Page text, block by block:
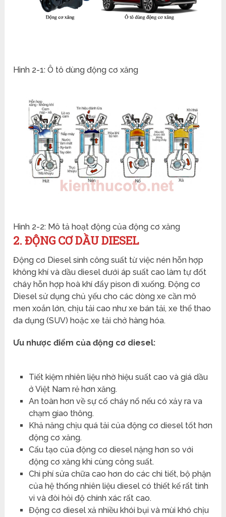
Hình 2-1: Ô tô dùng động cơ xăng
Hình 2-2: Mô tả hoạt động của động cơ xăng
2. ĐỘNG CƠ DẦU DIESEL
Động cơ Diesel sinh công suất từ việc nén hỗn hợp
không khí và dầu diesel dưới áp suất cao làm tự đốt
cháy hỗn hợp hoà khí đẩy pison đi xuống. Động cơ
Diesel sử dụng chủ yếu cho các dòng xe cần mô
men xoắn lớn, chịu tải cao như xe bán tải, xe thể thao
đa dụng (SUV) hoặc xe tải chở hàng hóa.
Ưu nhược điểm của động cơ diesel:
Tiết kiệm nhiên liệu nhờ hiệu suất cao và giá dầu
ở Việt Nam rẻ hơn xăng.
An toàn hơn về sự cố cháy nổ nếu có xảy ra va
chạm giao thông.
Khả năng chịu quá tải của động cơ diesel tốt hơn
động cơ xăng.
Cấu tạo của động cơ diesel nặng hơn so với
động cơ xăng khi cùng công suất.
Chi phí sửa chữa cao hơn do các chi tiết, bộ phận
của hệ thống nhiên liệu diesel có thiết kế rất tinh
vi và đòi hỏi độ chính xác rất cao.
Động cơ diesel xả nhiều khói bụi và mùi khó chịu